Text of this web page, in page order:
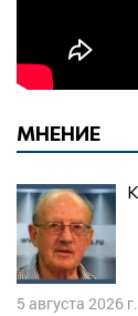
МНЕНИЕ
5 августа 2026 г.